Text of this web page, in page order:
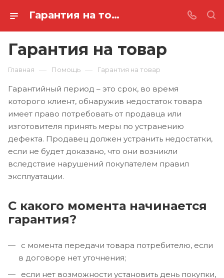
Гарантия на товар
Гарантия на товар
Главная — Помощь — Гарантия на товар
Гарантийный период – это срок, во время
которого клиент, обнаружив недостаток товара
имеет право потребовать от продавца или
изготовителя принять меры по устранению
дефекта. Продавец должен устранить недостатки,
если не будет доказано, что они возникли
вследствие нарушений покупателем правил
эксплуатации.
С какого момента начинается
гарантия?
с момента передачи товара потребителю, если
в договоре нет уточнения;
если нет возможности установить день покупки,